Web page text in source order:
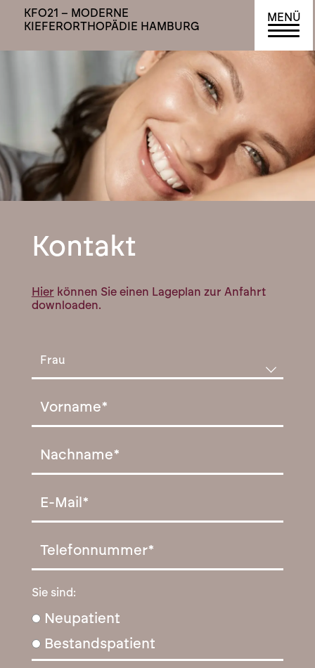
KFO21 – MODERNE
KIEFERORTHOPÄDIE HAMBURG
Kontakt
Hier können Sie einen Lageplan zur Anfahrt
downloaden.
Sie sind:
Neupatient
Bestandspatient